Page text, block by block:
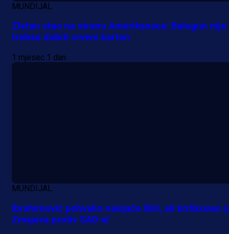
MrBit: Isprati kvalifikacije za
bonus dobrodošlice!
MUNDIJAL
Zlatan stao na stranu Amerikanaca: Balogun nije
trebao dobiti crveni karton
1 mjesec 1 dan
MUNDIJAL
Ibrahimović pohvalio navijače BiH, ali kritikovao
Zmajeva protiv SAD-a!